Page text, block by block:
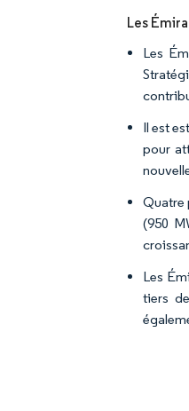
Les
Les
Il est
pour
Quatre
(950
Les
tiers